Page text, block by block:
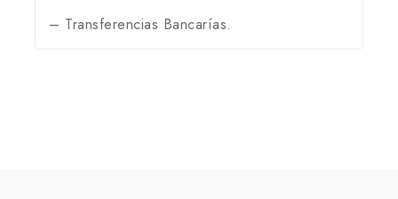
– Transferencias Bancarías.